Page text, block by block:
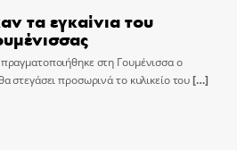
τα εγκαίνια του
στη Γουμένισσα ο
στεγάσει προσωρινά το κυλικείο του[…]